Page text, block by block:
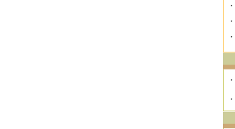
・
・
・
・
・